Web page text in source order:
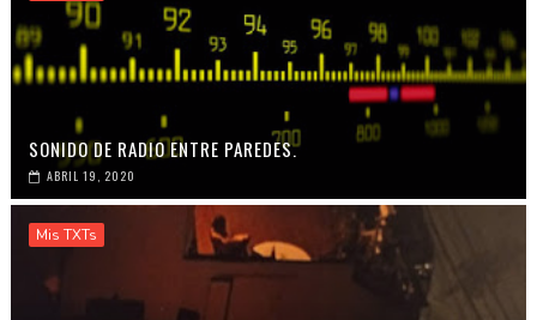
SONIDO DE RADIO ENTRE PAREDES.
ABRIL 19, 2020
Mis TXTs